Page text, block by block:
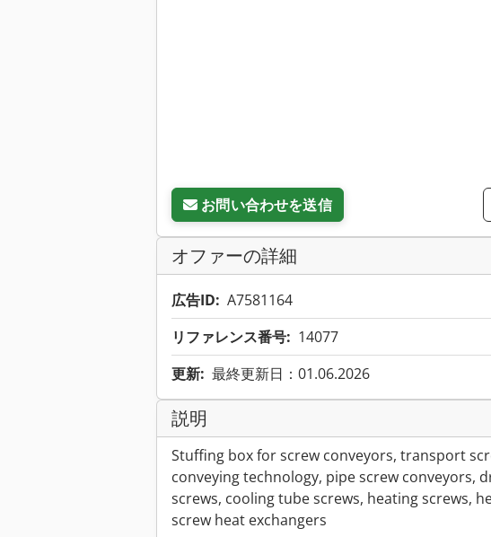
お問い合わせを送信
オファーの詳細
広告ID: A7581164
リファレンス番号: 14077
更新: 最終更新日：01.06.2026
説明
Stuffing box for screw conveyors, transport
conveying technology, pipe screw conveyors,
screws, cooling tube screws, heating screws,
screw heat exchangers